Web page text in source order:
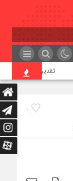
تقدیر معاون اول
9